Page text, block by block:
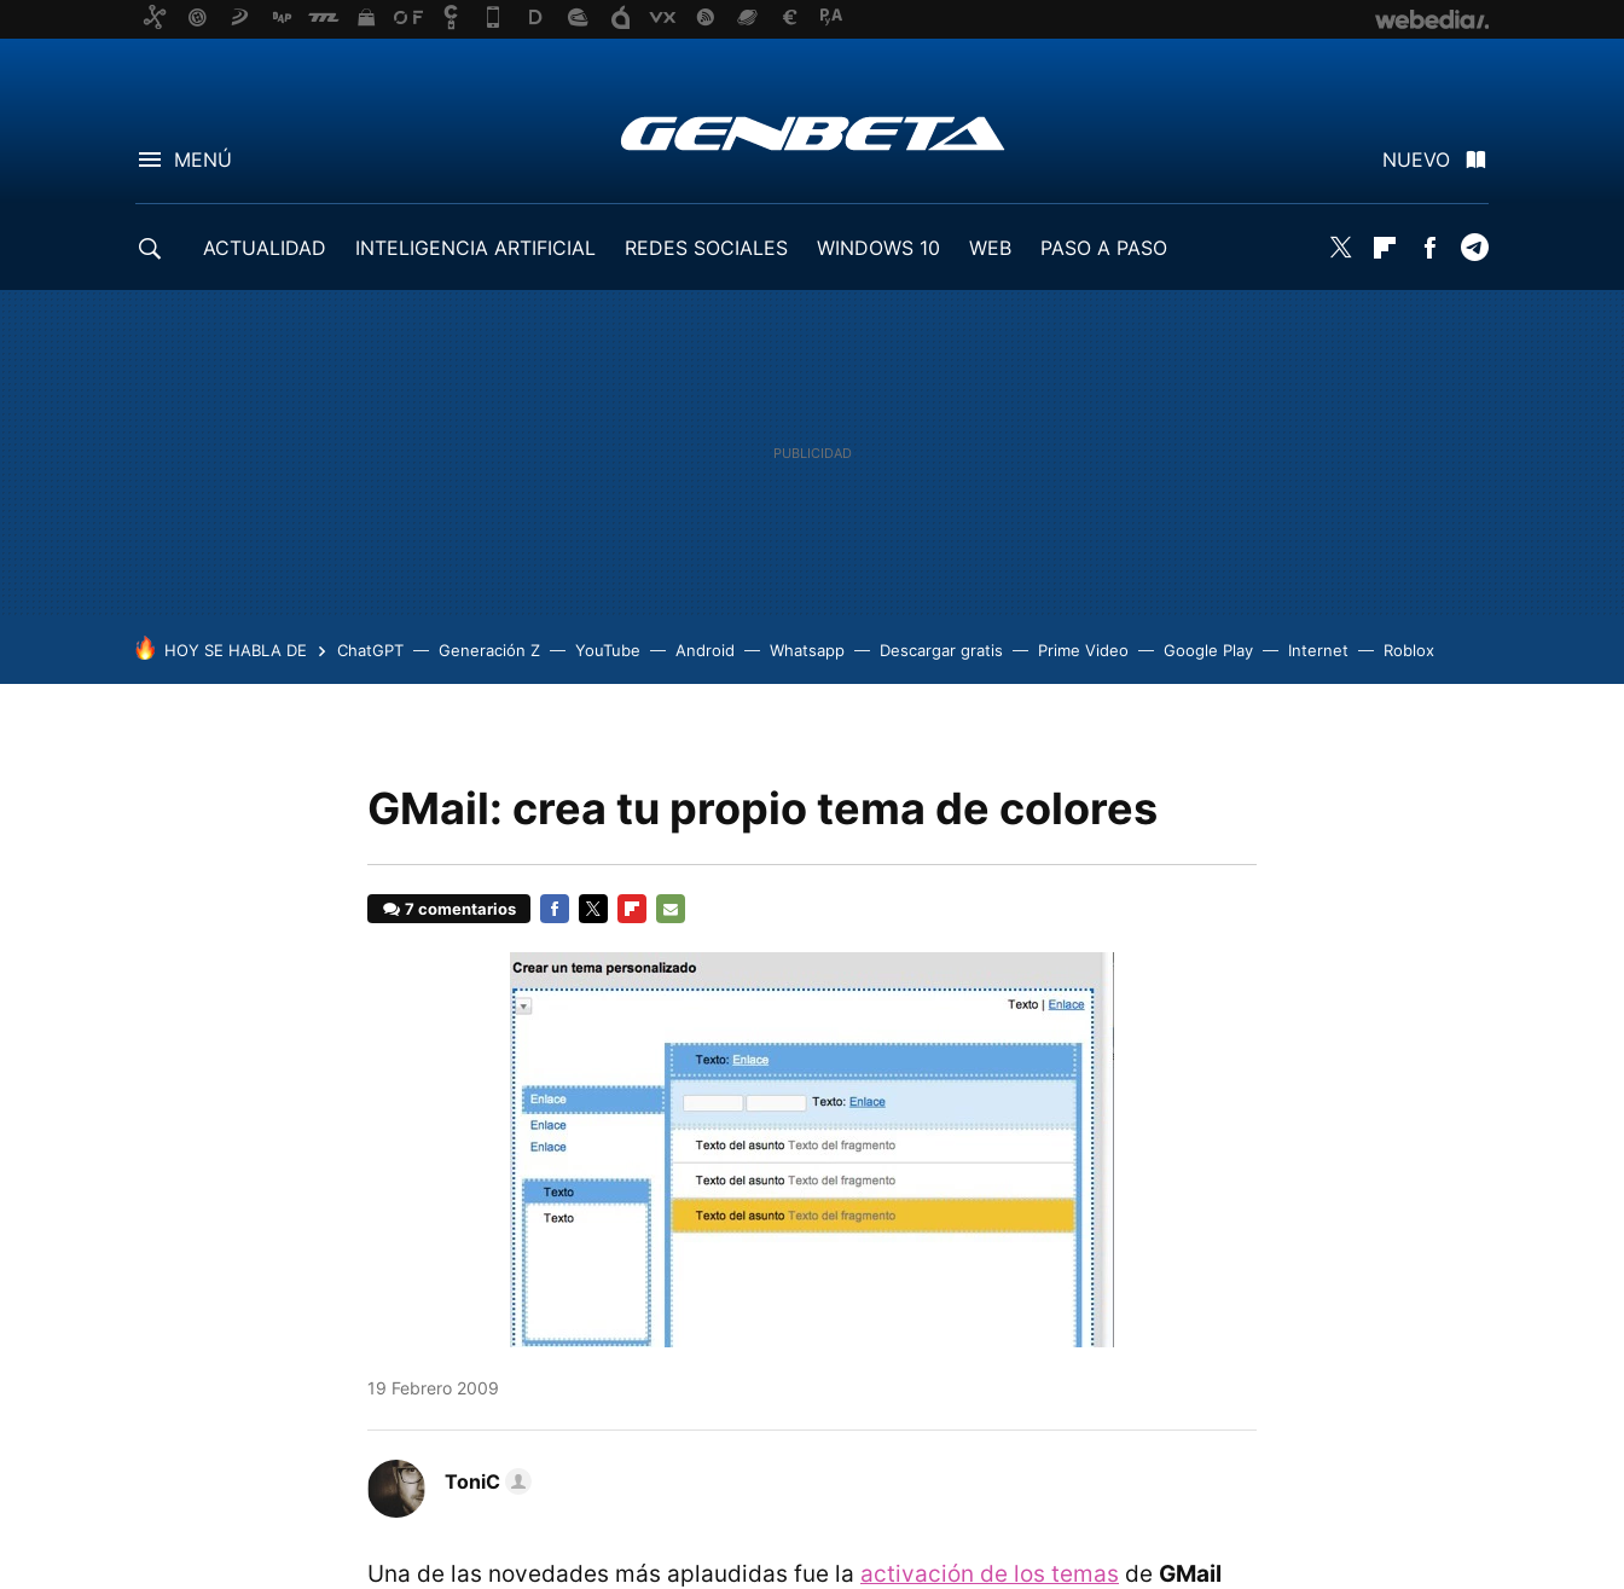
MENÚ NUEVO
ACTUALIDAD INTELIGENCIA ARTIFICIAL REDES SOCIALES WINDOWS 10 WEB
PASO A PASO
Twitter FlipboardFacebook
HOY SE HABLA DE ChatGPT Generación Z YouTube Android Whatsapp Descargar gratis Prime Video Google Play Internet Roblox
GMail: crea tu propio tema de colores
7 comentarios
MAIL
19 Febrero 2009
ToniC
Una de las novedades más aplaudidas fue la activación de los temas de GMail